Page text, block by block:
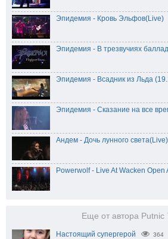
Эпидемия - Кровь Эльфов(Live)
Эпидемия - В трезвучиях
Эпидемия - Всадник из Льда
Эпидемия - Сказание на все
Андем - Дочь лунного света(Live)
Powerwolf - Live At Wacken Open
Еще от автора Putnic
Настоящий супергерой 364